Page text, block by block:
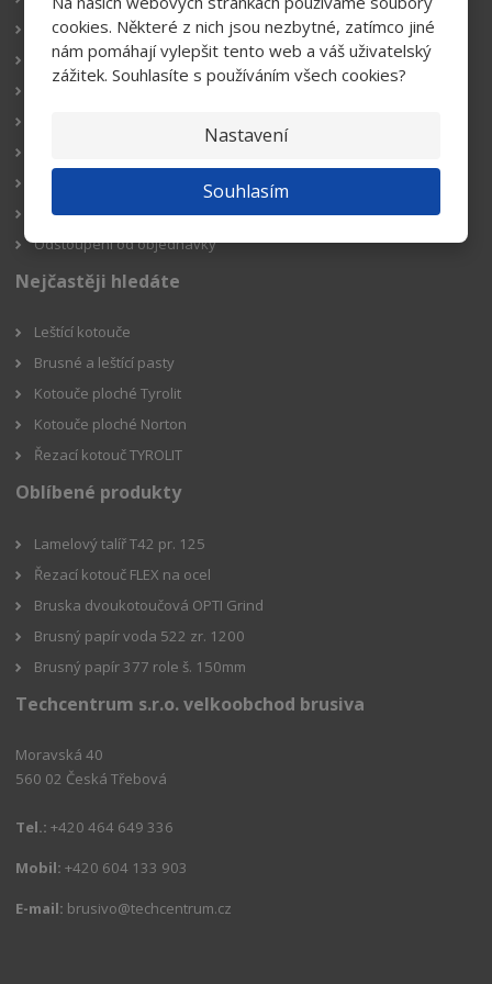
cookies. Některé z nich jsou nezbytné, zatímco jiné
nám pomáhají vylepšit tento web a váš uživatelský
zážitek. Souhlasíte s používáním všech cookies?
Nastavení
Souhlasím
Obchodní podmínky
Doprava
Jak ověřujeme recenze
Odstoupení od objednávky
Nejčastěji hledáte
Leštící kotouče
Brusné a leštící pasty
Kotouče ploché Tyrolit
Kotouče ploché Norton
Řezací kotouč TYROLIT
Oblíbené produkty
Lamelový talíř T42 pr. 125
Řezací kotouč FLEX na ocel
Bruska dvoukotoučová OPTI Grind
Brusný papír voda 522 zr. 1200
Brusný papír 377 role š. 150mm
Techcentrum s.r.o. velkoobchod brusiva
Moravská 40
560 02 Česká Třebová
Tel.: +420 464 649 336
Mobil: +420 604 133 903
E-mail: brusivo@techcentrum.cz